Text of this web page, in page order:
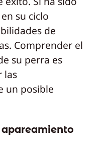
su ciclo
de
Comprender el
su perra es
las
un posible